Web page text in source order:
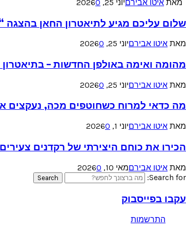
מאת איטו אבירםיוני 25, 2026 0
שלום עליכם מגיע לתיאטרון החאן בהצגה
מאת איטו אבירםיוני 25, 2026 0
מהומה ואימה באולפן החדשות –
מאת איטו אבירםיוני 25, 2026 0
מה כדאי למרוח כשחוטפים מכה, נעקצים
מאת איטו אבירםיוני 1, 2026 0
הכירו את כוחם היצירתי של רקדנים צעירים
מאת איטו אבירםמאי 10, 2026
0
Search for:
Search
עקבו בפייסבוק
התרשמות